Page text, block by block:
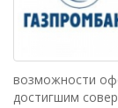
возможности
достигшим